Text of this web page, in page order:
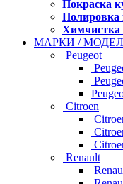
Покраска
Полировка
Химчистка
МАРКИ /
Peugeot
Citroen
Renault